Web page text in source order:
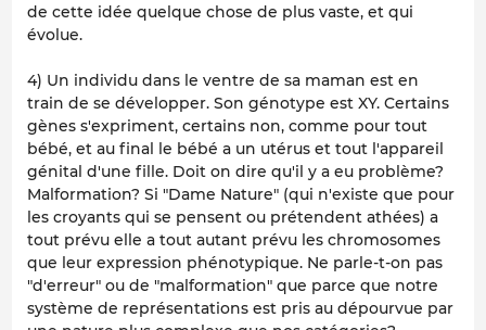
de cette idée quelque chose de plus vaste, et qui
évolue.
4) Un individu dans le ventre de sa maman est en
train de se développer. Son génotype est XY. Certains
gènes s'expriment, certains non, comme pour tout
bébé, et au final le bébé a un utérus et tout l'appareil
génital d'une fille. Doit on dire qu'il y a eu problème?
Malformation? Si "Dame Nature" (qui n'existe que pour
les croyants qui se pensent ou prétendent athées) a
tout prévu elle a tout autant prévu les chromosomes
que leur expression phénotypique. Ne parle-t-on pas
"d'erreur" ou de "malformation" que parce que notre
système de représentations est pris au dépourvue par